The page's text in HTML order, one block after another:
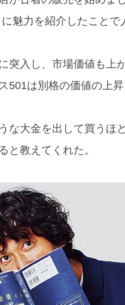
魅力を紹介したことで
突入し、市場価値も上
501は別格の価値の上昇
な大金を出して買うほ
と教えてくれた。